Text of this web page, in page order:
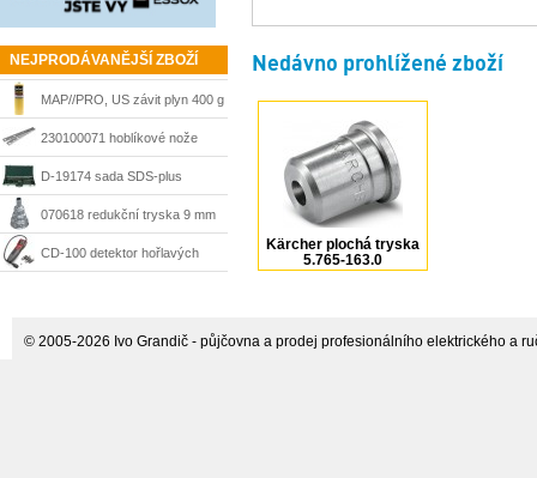
NEJPRODÁVANĚJŠÍ ZBOŽÍ
MAP//PRO, US závit plyn 400 g
Bernzomatic
230100071 hoblíkové nože
HSS 210 mm Matrix
D-19174 sada SDS-plus
sekáče a vrtáky Makita
070618 redukční tryska 9 mm
Steinel
CD-100 detektor hořlavých
Nedávno prohlížené zboží
Kärcher plochá tryska
5.765-163.0
© 2005-2026 Ivo Grandič - půjčovna a prodej profesionálního elektrického a